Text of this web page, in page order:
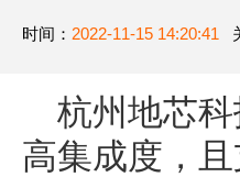
时间： 2022-11-15 14:20:41
杭州地芯
高集成度，